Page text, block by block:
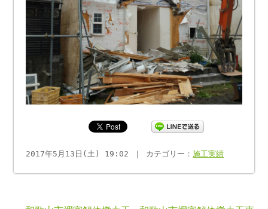
2017年5月13日(土) 19:02 ｜ カテゴリー：施工実績